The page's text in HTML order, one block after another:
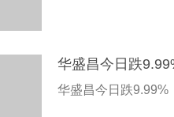
华盛昌今日跌
华盛昌今日跌9.99%